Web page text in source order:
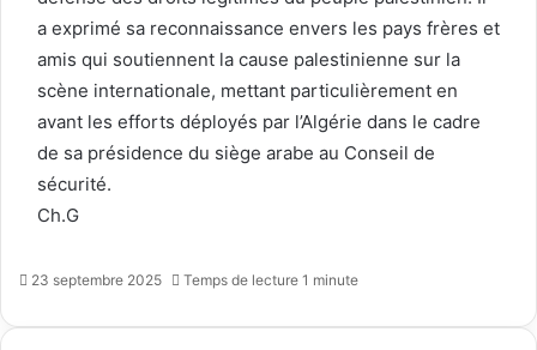
a exprimé sa reconnaissance envers les pays frères et
amis qui soutiennent la cause palestinienne sur la
scène internationale, mettant particulièrement en
avant les efforts déployés par l’Algérie dans le cadre
de sa présidence du siège arabe au Conseil de
sécurité.
Ch.G
23 septembre 2025 Temps de lecture 1 minute